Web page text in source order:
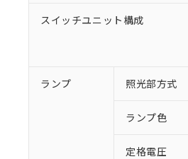
スイッチユニット構成
ランプ 照光部方式
ランプ色
定格電圧